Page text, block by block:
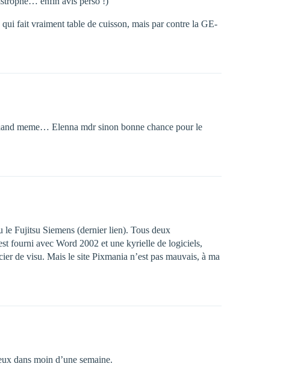
fait vraiment table de cuisson, mais par contre la GE-
meme… Elenna mdr sinon bonne chance pour le
le Fujitsu Siemens (dernier lien). Tous deux
fourni avec Word 2002 et une kyrielle de logiciels,
de visu. Mais le site Pixmania n’est pas mauvais, à ma
dans moin d’une semaine.